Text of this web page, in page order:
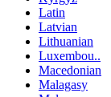
Latin
Latvian
Lithuanian
Luxembou..
Macedonian
Malagasy